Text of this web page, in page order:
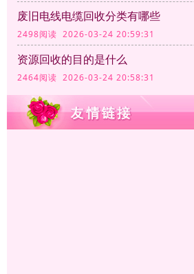
废旧电线电缆回收分类有哪些
2498阅读 2026-03-24 20:59:31
资源回收的目的是什么
2464阅读 2026-03-24 20:58:31